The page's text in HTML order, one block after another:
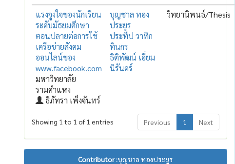
แรงจูงใจของนักเรียน
ระดับมัธยมศึกษา
ตอนปลายต่อการใช้
เครือข่ายสังคม
ออนไลน์ของ
www.facebook.com
มหาวิทยาลัย
รามคำแหง
ธิภัทรา เพ็งจันทร์
บุญชาล ทอง
ประยูร
ประทีป วาทิก
ทินกร
ธิติพัฒน์ เอี่ยม
นิรันดร์
วิทยานิพนธ์/Thesis
Showing 1 to 1 of 1 entries Previous 1 Next
Contributor :บุญชาล ทองประยูร